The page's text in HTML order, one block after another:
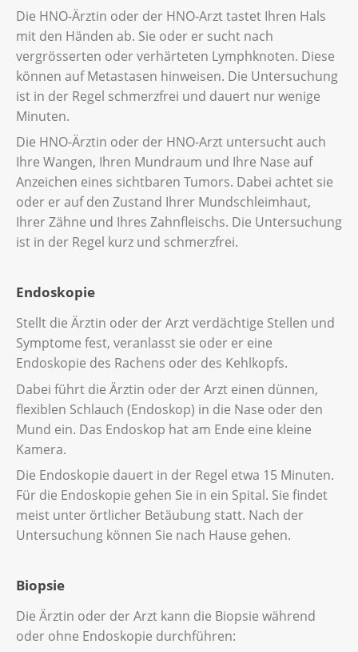
Die HNO-Ärztin oder der HNO-Arzt tastet Ihren Hals
mit den Händen ab. Sie oder er sucht nach
vergrösserten oder verhärteten Lymphknoten. Diese
können auf Metastasen hinweisen. Die Untersuchung
ist in der Regel schmerzfrei und dauert nur wenige
Minuten.
Die HNO-Ärztin oder der HNO-Arzt untersucht auch
Ihre Wangen, Ihren Mundraum und Ihre Nase auf
Anzeichen eines sichtbaren Tumors. Dabei achtet sie
oder er auf den Zustand Ihrer Mundschleimhaut,
Ihrer Zähne und Ihres Zahnfleischs. Die Untersuchung
ist in der Regel kurz und schmerzfrei.
Endoskopie
Stellt die Ärztin oder der Arzt verdächtige Stellen und
Symptome fest, veranlasst sie oder er eine
Endoskopie des Rachens oder des Kehlkopfs.
Dabei führt die Ärztin oder der Arzt einen dünnen,
flexiblen Schlauch (Endoskop) in die Nase oder den
Mund ein. Das Endoskop hat am Ende eine kleine
Kamera.
Die Endoskopie dauert in der Regel etwa 15 Minuten.
Für die Endoskopie gehen Sie in ein Spital. Sie findet
meist unter örtlicher Betäubung statt. Nach der
Untersuchung können Sie nach Hause gehen.
Biopsie
Die Ärztin oder der Arzt kann die Biopsie während
oder ohne Endoskopie durchführen: